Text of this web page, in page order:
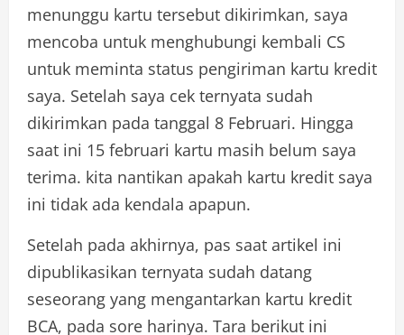
menunggu kartu tersebut dikirimkan, saya
mencoba untuk menghubungi kembali CS
untuk meminta status pengiriman kartu kredit
saya. Setelah saya cek ternyata sudah
dikirimkan pada tanggal 8 Februari. Hingga
saat ini 15 februari kartu masih belum saya
terima. kita nantikan apakah kartu kredit saya
ini tidak ada kendala apapun.
Setelah pada akhirnya, pas saat artikel ini
dipublikasikan ternyata sudah datang
seseorang yang mengantarkan kartu kredit
BCA, pada sore harinya. Tara berikut ini